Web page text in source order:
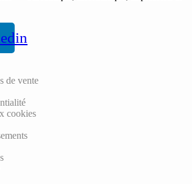
de vente
cookies